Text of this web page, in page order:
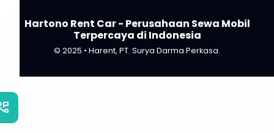
Hartono Rent Car - Perusahaan Sewa Mobil
Terpercaya di Indonesia
© 2025 • Harent, PT. Surya Darma Perkasa.